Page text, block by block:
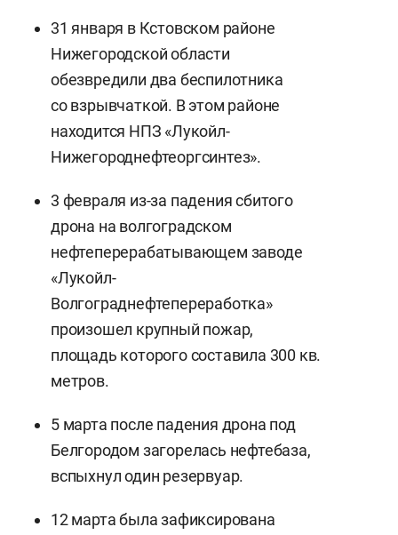
31 января в Кстовском районе
Нижегородской области
обезвредили два беспилотника
со взрывчаткой. В этом районе
находится НПЗ «Лукойл-
Нижегороднефтеоргсинтез».
3 февраля из-за падения сбитого
дрона на волгоградском
нефтеперерабатывающем заводе
«Лукойл-
Волгограднефтепереработка»
произошел крупный пожар,
площадь которого составила 300 кв.
метров.
5 марта после падения дрона под
Белгородом загорелась нефтебаза,
вспыхнул один резервуар.
12 марта была зафиксирована